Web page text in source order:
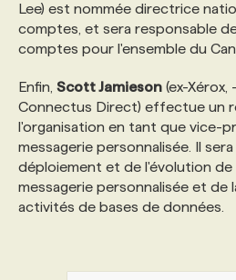
Lee) est nommée directrice
comptes, et sera responsable
comptes pour l'ensemble du
Enfin, Scott Jamieson (ex-Xérox,
Connectus Direct) effectue un
l'organisation en tant que vice-
messagerie personnalisée. Il
déploiement et de l'évolution
messagerie personnalisée et de
activités de bases de données.